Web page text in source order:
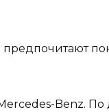
Benz.